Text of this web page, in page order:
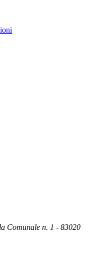
Comunale n. 1 - 83020